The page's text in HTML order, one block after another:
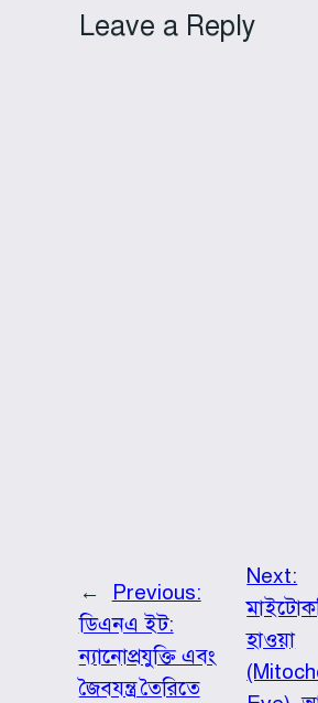
Leave a Reply
←
Previous:
ডিএনএ ইট:
ন্যানোপ্রযুক্তি এবং
জৈবযন্ত্র তৈরিতে
Next:
হাওয়া